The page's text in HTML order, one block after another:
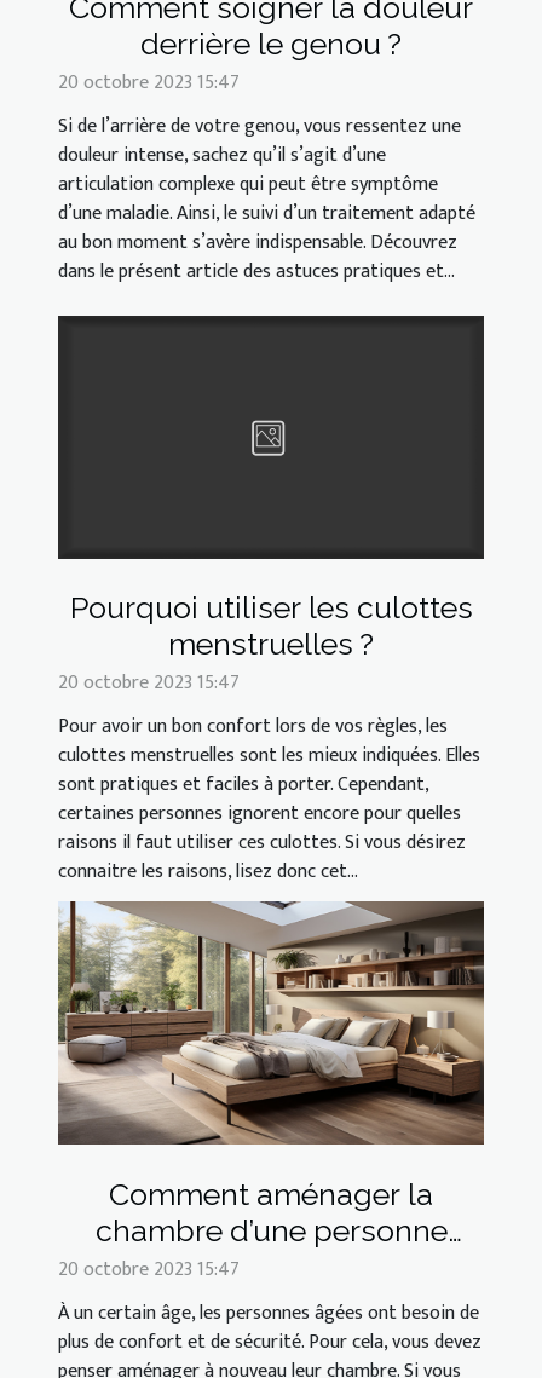
derrière le genou ?
20 octobre 2023 15:47
Si de l’arrière de votre genou, vous ressentez une
douleur intense, sachez qu’il s’agit d’une
articulation complexe qui peut être symptôme
d’une maladie. Ainsi, le suivi d’un traitement adapté
au bon moment s’avère indispensable. Découvrez
dans le présent article des astuces pratiques et...
Pourquoi utiliser les culottes
menstruelles ?
20 octobre 2023 15:47
Pour avoir un bon confort lors de vos règles, les
culottes menstruelles sont les mieux indiquées. Elles
sont pratiques et faciles à porter. Cependant,
certaines personnes ignorent encore pour quelles
raisons il faut utiliser ces culottes. Si vous désirez
connaitre les raisons, lisez donc cet...
Comment aménager la
chambre d’une personne
âgée ?
20 octobre 2023 15:47
À un certain âge, les personnes âgées ont besoin de
plus de confort et de sécurité. Pour cela, vous devez
penser aménager à nouveau leur chambre. Si vous